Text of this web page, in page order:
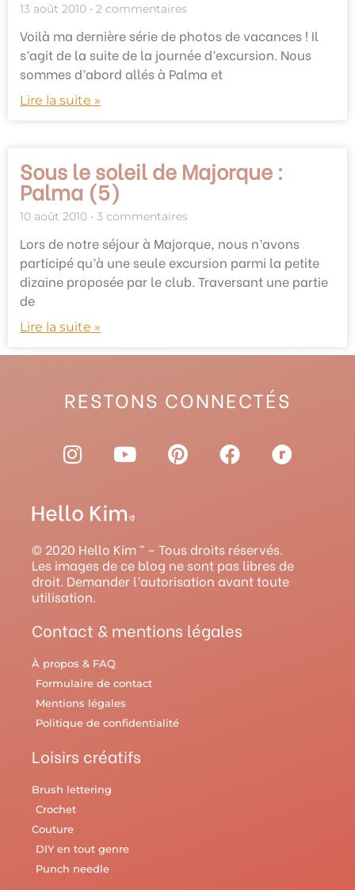
13 août 2010 2 commentaires
Voilà ma dernière série de photos de vacances ! Il
s’agit de la suite de la journée d’excursion. Nous
sommes d’abord allés à Palma et
Lire la suite »
Sous le soleil de Majorque :
Palma (5)
10 août 2010 3 commentaires
Lors de notre séjour à Majorque, nous n’avons
participé qu’à une seule excursion parmi la petite
dizaine proposée par le club. Traversant une partie
de
Lire la suite »
RESTONS CONNECTÉS
I
n
t
a
g
r
a
m
Y
o
t
u
b
e
P
i
r
e
s
F
a
o
o
k
R
a
y
© 2020 Hello Kim ™ – Tous droits réservés.
Les images de ce blog ne sont pas libres de
droit. Demander l’autorisation avant toute
utilisation.
Contact & mentions légales
À propos & FAQ
Formulaire de contact
Mentions légales
Politique de confidentialité
Loisirs créatifs
Brush lettering
Crochet
Couture
DIY en tout genre
Punch needle